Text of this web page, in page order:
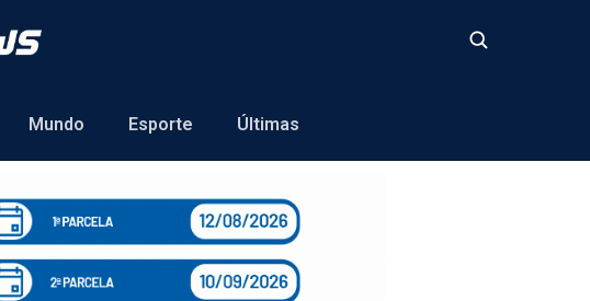
Mundo Esporte Últimas